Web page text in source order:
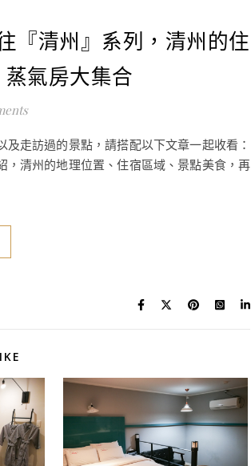
『清州』系列，清州的住
氣房大集合
走訪過的景點，請搭配以下文章一起收看：
，清州的地理位置、住宿區域、景點美食，再